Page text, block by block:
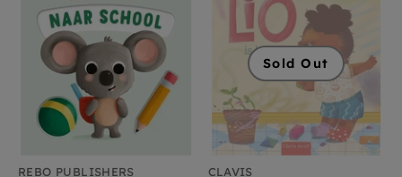
REBO PUBLISHERS
Sold Out
CLAVIS